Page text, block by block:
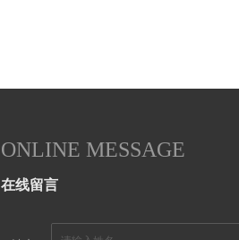
ONLINE MESSAGE
在线留言